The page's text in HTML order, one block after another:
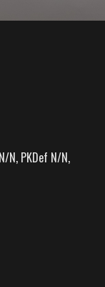
N, PKDef N/N,